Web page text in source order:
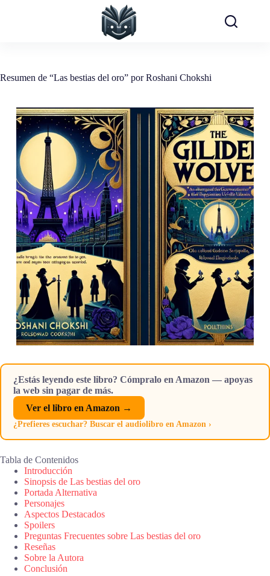
Resumen de “Las bestias del oro” por Roshani Chokshi
¿Estás leyendo este libro? Cómpralo en Amazon — apoyas
la web sin pagar de más.
Ver el libro en Amazon →
¿Prefieres escuchar? Buscar el audiolibro en Amazon ›
Tabla de Contenidos
Introducción
Sinopsis de Las bestias del oro
Portada Alternativa
Personajes
Aspectos Destacados
Spoilers
Preguntas Frecuentes sobre Las bestias del oro
Reseñas
Sobre la Autora
Conclusión